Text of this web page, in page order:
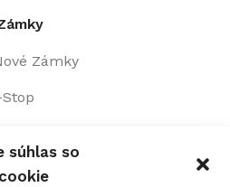
súhlas so
Zámky